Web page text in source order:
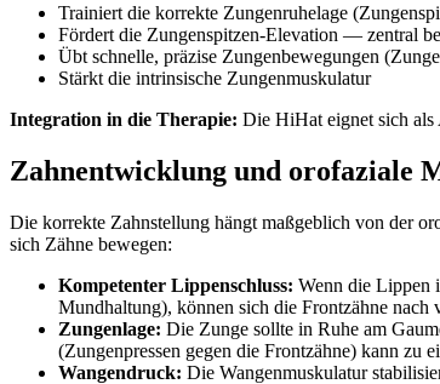
Trainiert die korrekte Zungenruhelage
Fördert die Zungenspitzen-Elevation — zentral
Übt schnelle, präzise Zungenbewegungen
Stärkt die intrinsische Zungenmuskulatur
Integration in die Therapie: Die HiHat eignet sich
Zahnentwicklung und orofaziale
Die korrekte Zahnstellung hängt maßgeblich von der
sich Zähne bewegen:
Kompetenter Lippenschluss: Wenn die Lippen
Mundhaltung), können sich die Frontzähne nach
Zungenlage: Die Zunge sollte in Ruhe am
(Zungenpressen gegen die Frontzähne) kann zu
Wangendruck: Die Wangenmuskulatur